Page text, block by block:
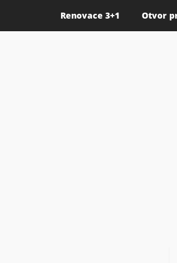
Renovace 3+1 Otvor